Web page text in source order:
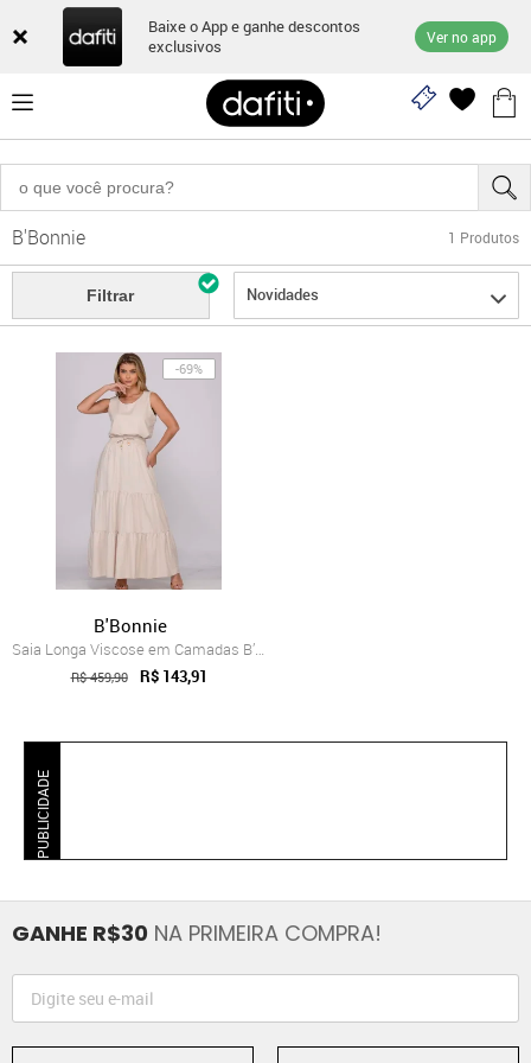
Baixe o App e ganhe descontos
exclusivos
Ver no app
B'Bonnie 1 Produtos
Filtrar Novidades
-69%
B'Bonnie
Saia Longa Viscose em Camadas B’Bonnie L...
R$ 459,90 R$ 143,91
PUBLICIDADE
GANHE R$30 NA PRIMEIRA COMPRA!